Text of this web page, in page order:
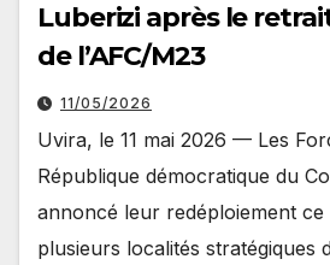
Luberizi après le
de l’AFC/M23
11/05/2026
Uvira, le 11 mai 2026 — Les
République démocratique du
annoncé leur redéploiement ce
plusieurs localités stratégiques